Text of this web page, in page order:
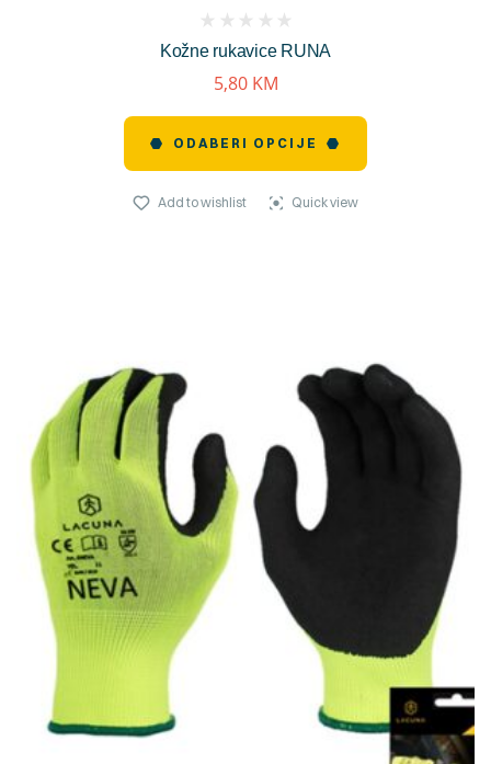
Kožne rukavice RUNA
reviews)
5,80 KM
ODABERI OPCIJE
Add to wishlist Quick view